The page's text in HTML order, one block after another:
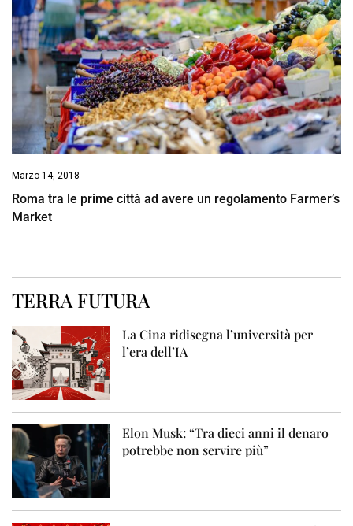
Marzo 14, 2018
Roma tra le prime città ad avere un regolamento Farmer’s
Market
TERRA FUTURA
La Cina ridisegna l’università per
l’era dell’IA
Elon Musk: “Tra dieci anni il denaro
potrebbe non servire più”